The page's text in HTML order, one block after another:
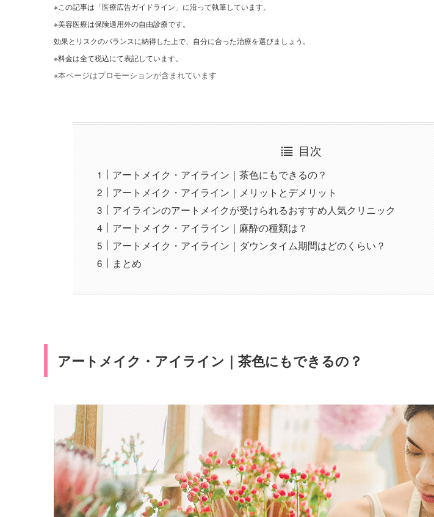
※この記事は「医療広告ガイドライン」に沿って執筆しています。
※美容医療は保険適用外の自由診療です。
効果とリスクのバランスに納得した上で、自分に合った治療を選びましょう。
※料金は全て税込にて表記しています。
※本ページはプロモーションが含まれています
目次
アートメイク・アイライン｜茶色にもできるの？
アートメイク・アイライン｜メリットとデメリット
アイラインのアートメイクが受けられるおすすめ人気クリニック
アートメイク・アイライン｜麻酔の種類は？
アートメイク・アイライン｜ダウンタイム期間はどのくらい？
まとめ
アートメイク・アイライン｜茶色にもできるの？